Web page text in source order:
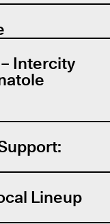
Intercity
Lineup